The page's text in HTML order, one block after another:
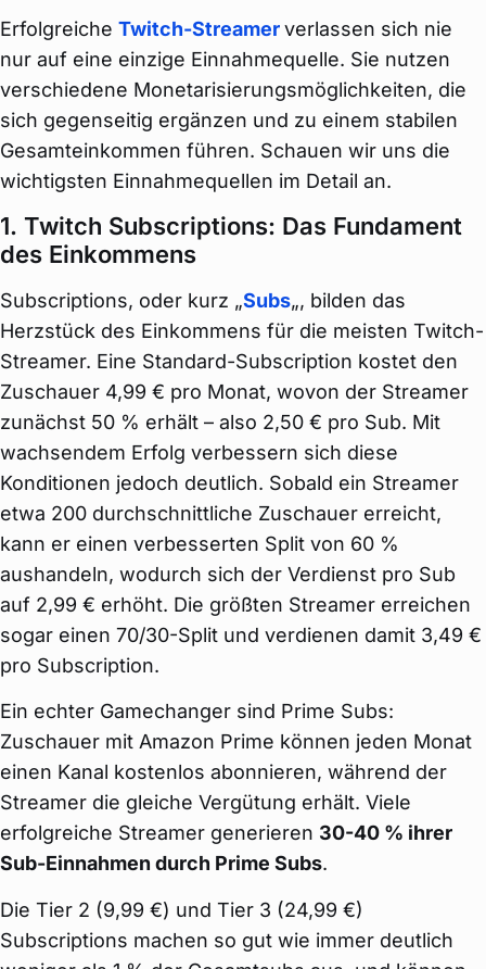
Erfolgreiche Twitch-Streamerverlassen sich nie
nur auf eine einzige Einnahmequelle. Sie nutzen
verschiedene Monetarisierungsmöglichkeiten, die
sich gegenseitig ergänzen und zu einem stabilen
Gesamteinkommen führen. Schauen wir uns die
wichtigsten Einnahmequellen im Detail an.
1. Twitch Subscriptions: Das Fundament
des Einkommens
Subscriptions, oder kurz „Subs„, bilden das
Herzstück des Einkommens für die meisten Twitch-
Streamer. Eine Standard-Subscription kostet den
Zuschauer 4,99 € pro Monat, wovon der Streamer
zunächst 50 % erhält – also 2,50 € pro Sub. Mit
wachsendem Erfolg verbessern sich diese
Konditionen jedoch deutlich. Sobald ein Streamer
etwa 200 durchschnittliche Zuschauer erreicht,
kann er einen verbesserten Split von 60 %
aushandeln, wodurch sich der Verdienst pro Sub
auf 2,99 € erhöht. Die größten Streamer erreichen
sogar einen 70/30-Split und verdienen damit 3,49 €
pro Subscription.
Ein echter Gamechanger sind Prime Subs:
Zuschauer mit Amazon Prime können jeden Monat
einen Kanal kostenlos abonnieren, während der
Streamer die gleiche Vergütung erhält. Viele
erfolgreiche Streamer generieren 30-40 % ihrer
Sub-Einnahmen durch Prime Subs.
Die Tier 2 (9,99 €) und Tier 3 (24,99 €)
Subscriptions machen so gut wie immer deutlich